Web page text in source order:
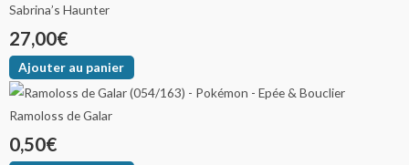
Sabrina’s Haunter
27,00€
Ajouter au panier
Ramoloss de Galar
0,50€